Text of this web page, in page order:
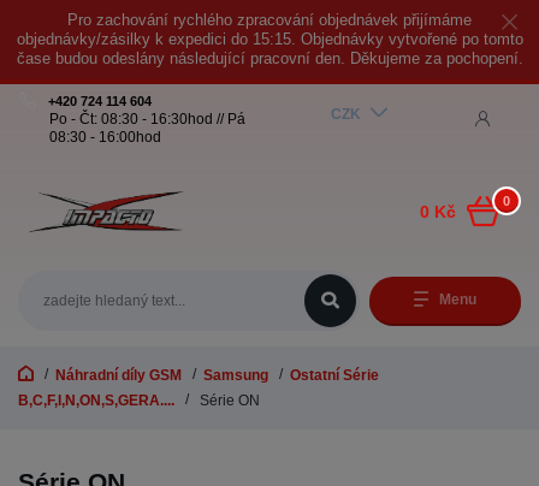
Pro zachování rychlého zpracování objednávek přijímáme
objednávky/zásilky k expedici do 15:15. Objednávky vytvořené po tomto
čase budou odeslány následující pracovní den. Děkujeme za pochopení.
Menu
CZK
+420 724 114 604
Po - Čt: 08:30 - 16:30hod // Pá
08:30 - 16:00hod
0
0 Kč
Náhradní díly GSM Samsung
Ostatní Série
B,C,F,I,N,ON,S,GERA....
Série ON